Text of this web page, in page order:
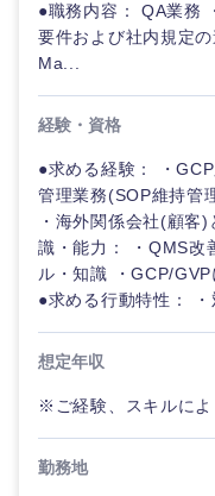
山口県
香川県
高知県
●職務内容： QA業務
要件および社内規定
Ma...
経験・資格
●求める経験： ・
管理業務(SOP維持管
・海外関係会社(顧客
識・能力： ・QMS改
ル・知識 ・GCP/
●求める行動特性：
想定年収
※ご経験、スキルによ
勤務地